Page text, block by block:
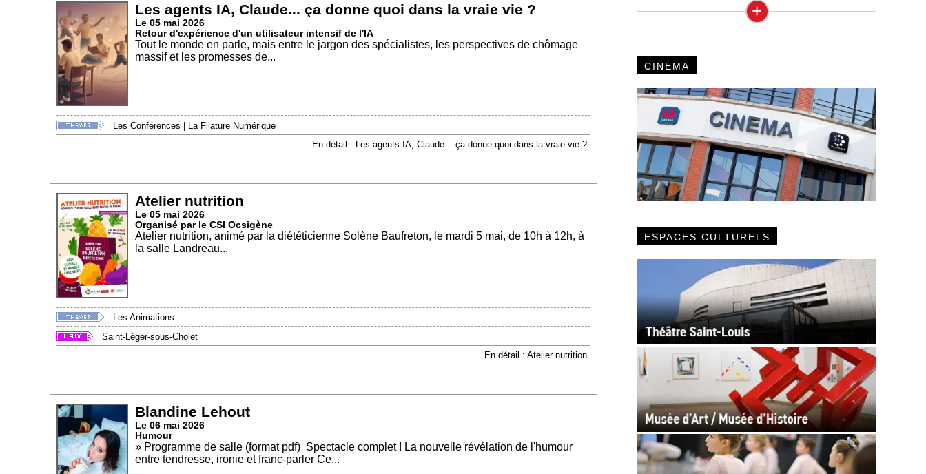
Les agents IA, Claude... ça donne quoi dans la vraie vie ?
Le 05 mai 2026
Retour d'expérience d'un utilisateur intensif de l'IA
Tout le monde en parle, mais entre le jargon des spécialistes, les perspectives de chômage
massif et les promesses de...
Les Conférences
La Filature Numérique
En détail : Les agents IA, Claude... ça donne quoi dans la vraie vie ?
Atelier nutrition
Le 05 mai 2026
Organisé par le CSI Ocsigène
Atelier nutrition, animé par la diététicienne Solène Baufreton, le mardi 5 mai, de 10h à 12h, à
la salle Landreau...
Les Animations
Saint-Léger-sous-Cholet
En détail : Atelier nutrition
Blandine Lehout
Le 06 mai 2026
Humour
» Programme de salle (format pdf) Spectacle complet ! La nouvelle révélation de l'humour
entre tendresse, ironie et franc-parler Ce...
+
CINÉMA
ESPACES CULTURELS